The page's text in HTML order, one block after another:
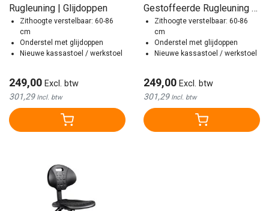
Rugleuning | Glijdoppen
Zithoogte verstelbaar: 60-86
cm
Onderstel met glijdoppen
Nieuwe kassastoel / werkstoel
249,00 Excl. btw
301,29 Incl. btw
Gestoffeerde Rugleuning |
Glijdoppen
Zithoogte verstelbaar: 60-86
cm
Onderstel met glijdoppen
Nieuwe kassastoel / werkstoel
249,00 Excl. btw
301,29 Incl. btw